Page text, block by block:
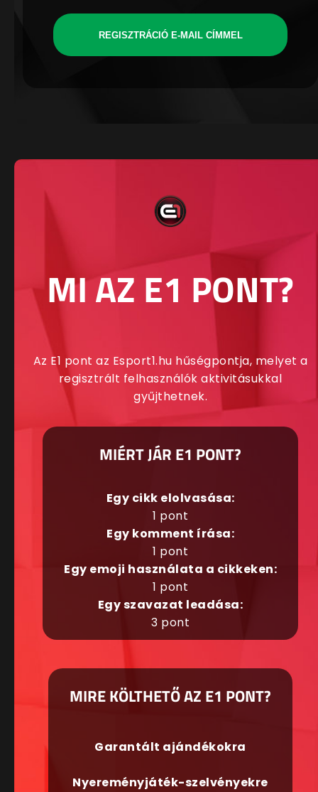
REGISZTRÁCIÓ E-MAIL CÍMMEL
MI AZ E1 PONT?
Az E1 pont az Esport1.hu hűségpontja, melyet a
regisztrált felhasználók aktivitásukkal
gyűjthetnek.
MIÉRT JÁR E1 PONT?
Egy cikk elolvasása:
1 pont
Egy komment írása:
1 pont
Egy emoji használata a cikkeken:
1 pont
Egy szavazat leadása:
3 pont
MIRE KÖLTHETŐ AZ E1 PONT?
Garantált ajándékokra
Nyereményjáték-szelvényekre